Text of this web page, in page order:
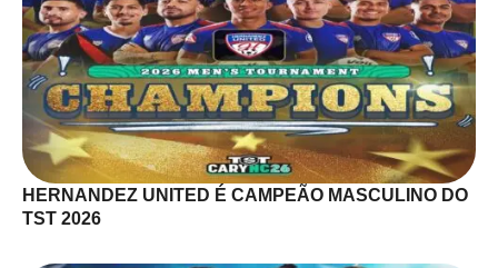
HERNANDEZ UNITED É CAMPEÃO MASCULINO DO
TST 2026